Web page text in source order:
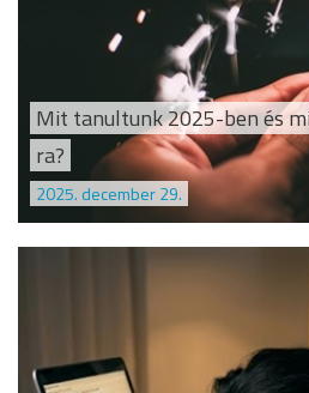
Mit tanultunk 2025-ben és
ra?
2025. december 29.